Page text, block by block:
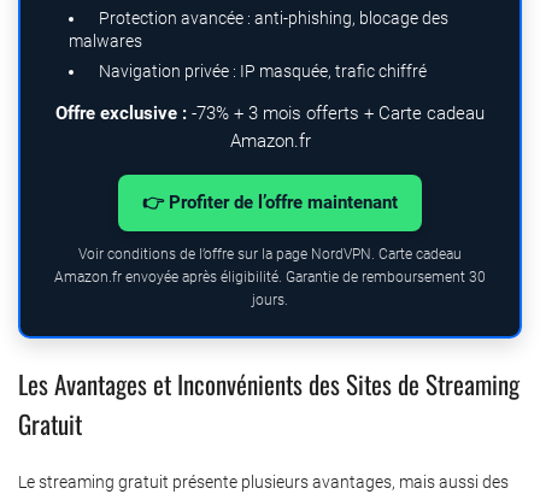
Protection avancée : anti-phishing, blocage des
malwares
Navigation privée : IP masquée, trafic chiffré
Offre exclusive : -73% + 3 mois offerts + Carte cadeau
Amazon.fr
👉 Profiter de l’offre maintenant
Voir conditions de l’offre sur la page NordVPN. Carte cadeau
Amazon.fr envoyée après éligibilité. Garantie de remboursement 30
jours.
Les Avantages et Inconvénients des Sites de Streaming
Gratuit
Le streaming gratuit présente plusieurs avantages, mais aussi des